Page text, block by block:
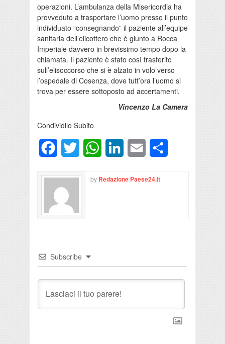
operazioni. L’ambulanza della Misericordia ha
provveduto a trasportare l’uomo presso il punto
individuato “consegnando” il paziente all’equipe
sanitaria dell’elicottero che è giunto a Rocca
Imperiale davvero in brevissimo tempo dopo la
chiamata. Il paziente è stato così trasferito
sull’elisoccorso che si è alzato in volo verso
l’ospedale di Cosenza, dove tutt’ora l’uomo si
trova per essere sottoposto ad accertamenti.
Vincenzo La Camera
Condividilo Subito
FacebookTwitter WhatsAppLinkedInEmail
by Redazione Paese24.it
Subscribe